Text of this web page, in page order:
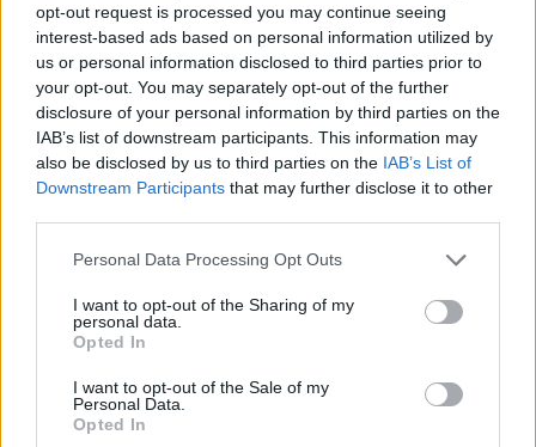
opt-out request is processed you may continue seeing
interest-based ads based on personal information utilized by
us or personal information disclosed to third parties prior to
your opt-out. You may separately opt-out of the further
disclosure of your personal information by third parties on the
IAB’s list of downstream participants. This information may
also be disclosed by us to third parties on the IAB’s List of
Downstream Participants that may further disclose it to other
Personal Data Processing Opt Outs
I want to opt-out of the Sharing of my
personal data.
Opted In
I want to opt-out of the Sale of my
Personal Data.
Opted In
határidős részvényindexek ugyanis növekedést
mutatnak. A Dow futures +67, a Nasdaq futures +8,
az S&P futures pedig +3 ponton áll. A piac a 20:15-
ös FED kamatdöntésre vár.
Megerősítette korábbi előrejelzését a negyedik negyedéves
árbevételre vonatkozóan az internetes kiskereskedő
embere szintén fenntartja a 25%-os üzemi eredmény szint
prognózisát is. Michael Capellas a csődhelyzetben lévő
WorldCom új vezérigazgatójának 23...
KEDVES OLVASÓNK!